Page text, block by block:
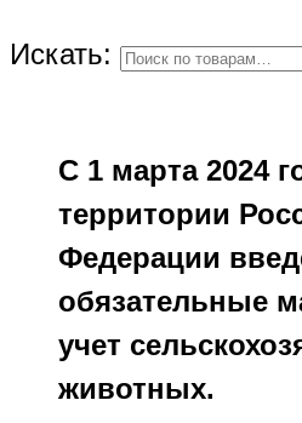
Искать:
С 1 марта 2024
территории
Федерации
обязательные
учет
животных.